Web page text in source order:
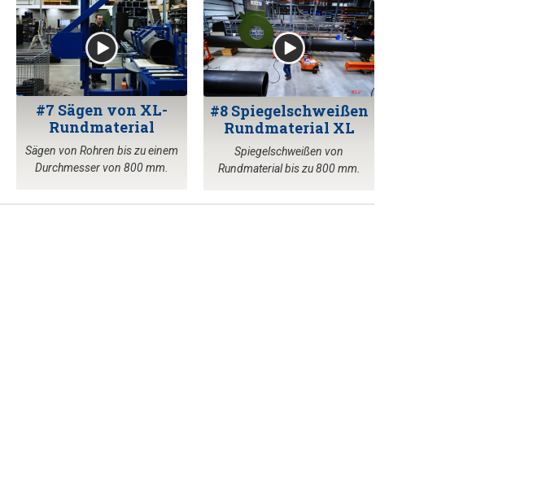
#7 Sägen von XL-
Rundmaterial
Sägen von Rohren bis zu einem
Durchmesser von 800 mm.
#8 Spiegelschweißen
Rundmaterial XL
Spiegelschweißen von
Rundmaterial bis zu 800 mm.